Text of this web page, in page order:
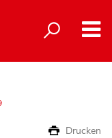
Drucken